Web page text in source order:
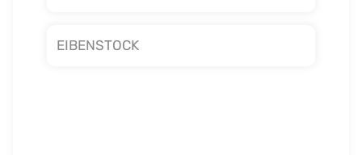
EIBENSTOCK